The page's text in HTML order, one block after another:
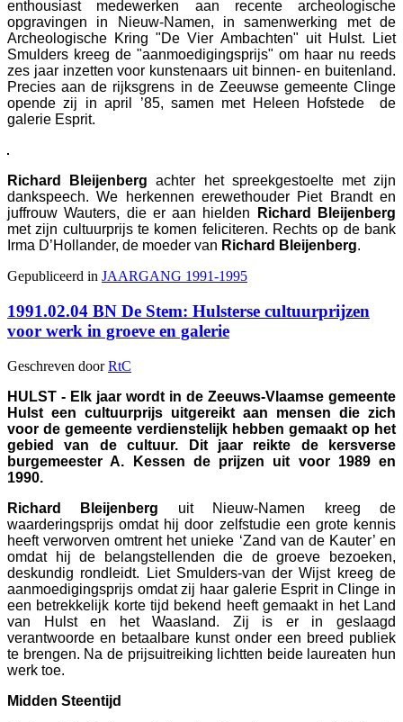
enthousiast medewerken aan recente archeologische
opgravingen in Nieuw-Namen, in samenwerking met de
Archeologische Kring "De Vier Ambachten" uit Hulst. Liet
Smulders kreeg de "aanmoedigingsprijs" om haar nu reeds
zes jaar inzetten voor kunstenaars uit binnen- en buitenland.
Precies aan de rijksgrens in de Zeeuwse gemeente Clinge
opende zij in april ’85, samen met Heleen Hofstede de
galerie Esprit.
Richard Bleijenbergachter het spreekgestoelte met zijn
dankspeech. We herkennen erewethouder Piet Brandt en
juffrouw Wauters, die er aan hielden
Richard Bleijenberg
met zijn cultuurprijs te komen feliciteren. Rechts op de bank
Irma D’Hollander, de moeder van Richard Bleijenberg.
Gepubliceerd in JAARGANG 1991-1995
1991.02.04 BN De Stem: Hulsterse cultuurprijzen
voor werk in groeve en galerie
Geschreven doorRtC
HULST - Elk jaar wordt in de Zeeuws-Vlaamse gemeente
Hulst een cultuurprijs uitgereikt aan mensen die zich
voor de gemeente verdienstelijk hebben gemaakt op het
gebied van de cultuur. Dit jaar reikte de kersverse
burgemeester A. Kessen de prijzen uit voor 1989 en
1990.
Richard Bleijenberg uit Nieuw-Namen kreeg de
waarderingsprijs omdat hij door zelfstudie een grote kennis
heeft verworven omtrent het unieke ‘Zand van de Kauter’ en
omdat hij de belangstellenden die de groeve bezoeken,
deskundig rondleidt. Liet Smulders-van der Wijst kreeg de
aanmoedigingsprijs omdat zij haar galerie Esprit in Clinge in
een betrekkelijk korte tijd bekend heeft gemaakt in het Land
van Hulst en het Waasland. Zij is er in geslaagd
verantwoorde en betaalbare kunst onder een breed publiek
te brengen. Na de prijsuitreiking lichtten beide laureaten hun
werk toe.
Midden Steentijd